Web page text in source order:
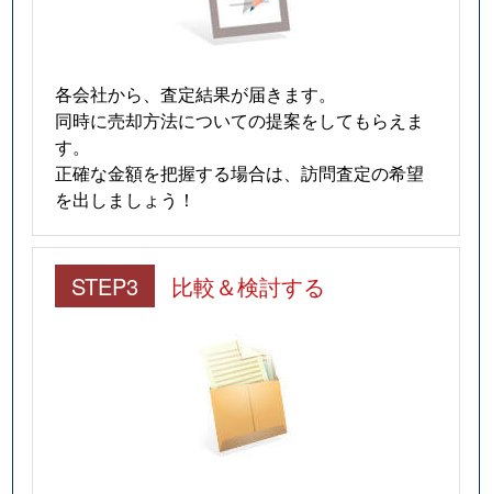
各会社から、査定結果が届きます。
同時に売却方法についての提案をしてもらえま
す。
正確な金額を把握する場合は、訪問査定の希望
を出しましょう！
STEP3 比較＆検討する